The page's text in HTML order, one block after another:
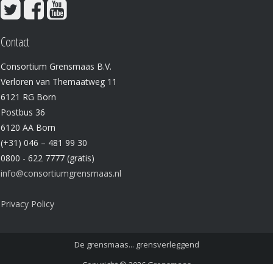
Contact
Consortium Grensmaas B.V.
Verloren van Themaatweg 11
6121 RG Born
Postbus 36
6120 AA Born
(+31) 046 – 481 99 30
0800 - 622 7777 (gratis)
info@consortiumgrensmaas.nl
Privacy Policy
De grensmaas... grensverleggend